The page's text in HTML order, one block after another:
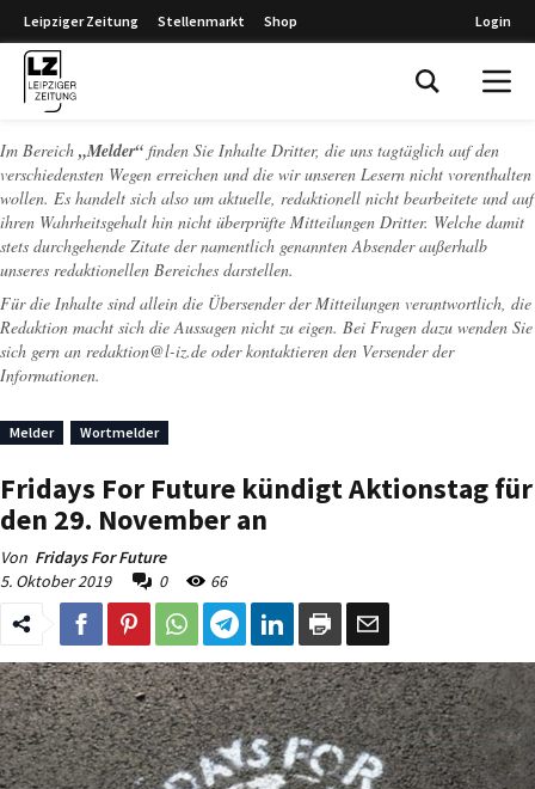
Leipziger Zeitung Stellenmarkt Shop Login
Im Bereich „Melder“ finden Sie Inhalte Dritter, die uns tagtäglich auf den
verschiedensten Wegen erreichen und die wir unseren Lesern nicht vorenthalten
wollen. Es handelt sich also um aktuelle, redaktionell nicht bearbeitete und auf
ihren Wahrheitsgehalt hin nicht überprüfte Mitteilungen Dritter. Welche damit
stets durchgehende Zitate der namentlich genannten Absender außerhalb
unseres redaktionellen Bereiches darstellen.
Für die Inhalte sind allein die Übersender der Mitteilungen verantwortlich, die
Redaktion macht sich die Aussagen nicht zu eigen. Bei Fragen dazu wenden Sie
sich gern an redaktion@l-iz.de oder kontaktieren den Versender der
Informationen.
Melder Wortmelder
Fridays For Future kündigt Aktionstag für
den 29. November an
Von Fridays For Future
5. Oktober 2019
0 66